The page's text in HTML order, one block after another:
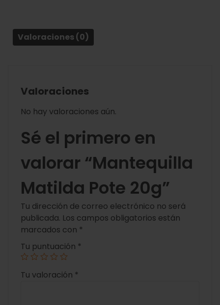
Valoraciones (0)
Valoraciones
No hay valoraciones aún.
Sé el primero en
valorar “Mantequilla
Matilda Pote 20g”
Tu dirección de correo electrónico no será
publicada. Los campos obligatorios están
marcados con *
Tu puntuación *
Tu valoración *